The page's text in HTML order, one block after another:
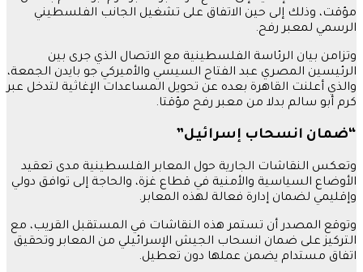
مؤقت، وذلك إلى حين الاتفاق على تشغيل الجانب الفلسطيني
الرسمي لمعبر رفح.
وتزامن بيان الرئاسة الفلسطينية مع الاتصال الذي جرى بين
الرئيسين المصري عبد الفتاح السيسي والأميركي جو بايدن الجمعة،
والذي أعلنت القاهرة بعده عن تحويل المساعدات الإغاثية لتدخل عبر
كرم أبو سالم بدلا من معبر رفح مؤقتا.
“ضمان انسحاب إسرائيل”
وتعكس النقاشات الجارية حول المعابر الفلسطينية مدى تعقيد
الأوضاع السياسية والأمنية في قطاع غزة، والحاجة إلى توافق دولي
وإقليمي لضمان إدارة فعالة لهذه المعابر.
وتوقع المصدر أن تستمر هذه النقاشات في المستقبل القريب، مع
التركيز على ضمان انسحاب الجيش الإسرائيلي من المعابر وتحقيق
اتفاق مستدام يضمن عملها دون تعطيل.